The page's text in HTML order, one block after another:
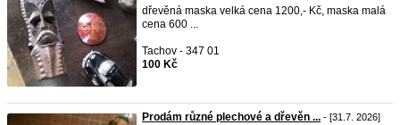
dřevěná maska velká cena 1200,- Kč, maska malá
cena 600 ...
Tachov - 347 01
100 Kč
Prodám různé plechové a dřevěn ... - [31.7. 2026]